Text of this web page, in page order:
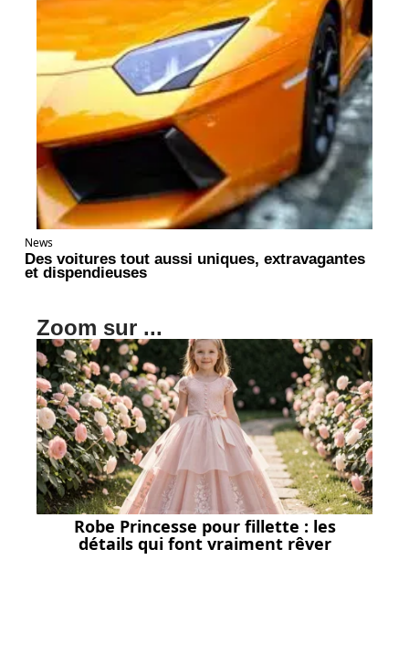
News
Des voitures tout aussi uniques, extravagantes
et dispendieuses
Zoom sur ...
Robe Princesse pour fillette : les
détails qui font vraiment rêver